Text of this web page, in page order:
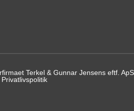
Terkel & Gunnar Jensens eftf. ApS
Privatlivspolitik